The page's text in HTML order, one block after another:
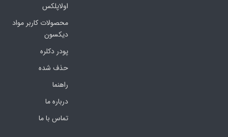
اولاپلکس
محصولات کاربر مواد
دیکسون
پودر دکلره
حذف شده
راهنما
درباره ما
تماس با ما